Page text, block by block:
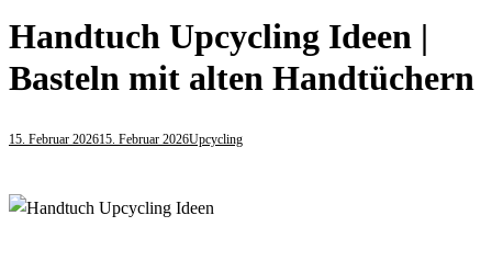
Handtuch Upcycling Ideen |
Basteln mit alten Handtüchern
15. Februar 202615. Februar 2026Upcycling